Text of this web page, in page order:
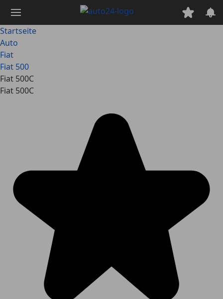
Hauptinhalt
springen
Startseite
Auto
Fiat
Fiat 500
Fiat 500C
Fiat 500C